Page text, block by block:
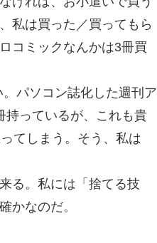
私は買った／買ってもら
コミックなんかは3冊買
パソコン誌化した週刊ア
持っているが、これも貴
てしまう。そう、私は
る。私には「捨てる技
かなのだ。